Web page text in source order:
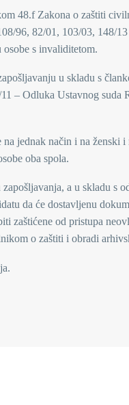
48.f Zakona o zaštiti
96, 82/01, 103/03, 148/
s invaliditetom.
u skladu s
– Odluka Ustavnog suda
jednak način i na ženski
oba spola.
a u skladu s
da će dostavljenu
zaštićene od pristupa
o zaštiti i obradi